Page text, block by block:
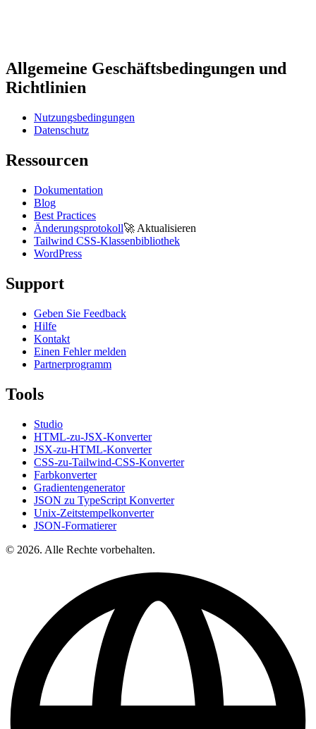
Allgemeine Geschäftsbedingungen und
Richtlinien
Nutzungsbedingungen
Datenschutz
Ressourcen
Dokumentation
Blog
Best Practices
Änderungsprotokoll🚀 Aktualisieren
Tailwind CSS-Klassenbibliothek
WordPress
Support
Geben Sie Feedback
Hilfe
Kontakt
Einen Fehler melden
Partnerprogramm
Tools
Studio
HTML-zu-JSX-Konverter
JSX-zu-HTML-Konverter
CSS-zu-Tailwind-CSS-Konverter
Farbkonverter
Gradientengenerator
JSON zu TypeScript Konverter
Unix-Zeitstempelkonverter
JSON-Formatierer
© 2026. Alle Rechte vorbehalten.